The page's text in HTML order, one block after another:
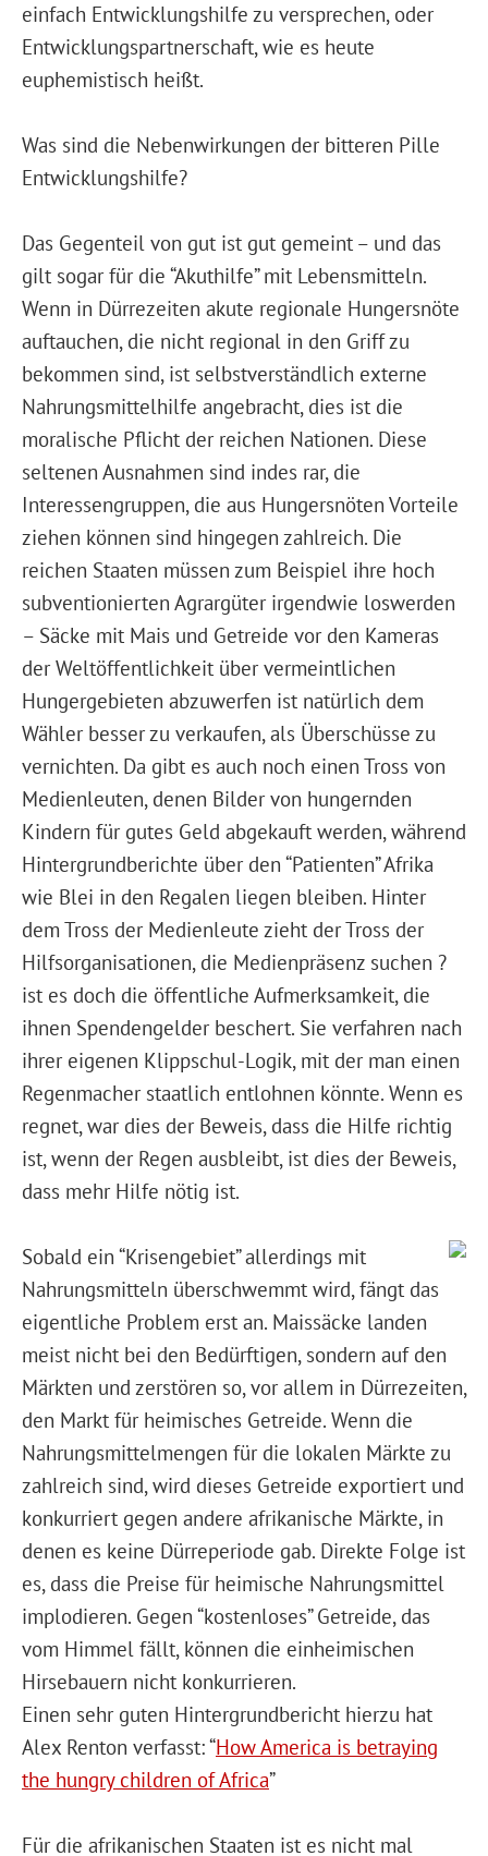
einfach Entwicklungshilfe zu versprechen, oder
Entwicklungspartnerschaft, wie es heute
euphemistisch heißt.
Was sind die Nebenwirkungen der bitteren Pille
Entwicklungshilfe?
Das Gegenteil von gut ist gut gemeint – und das
gilt sogar für die “Akuthilfe” mit Lebensmitteln.
Wenn in Dürrezeiten akute regionale Hungersnöte
auftauchen, die nicht regional in den Griff zu
bekommen sind, ist selbstverständlich externe
Nahrungsmittelhilfe angebracht, dies ist die
moralische Pflicht der reichen Nationen. Diese
seltenen Ausnahmen sind indes rar, die
Interessengruppen, die aus Hungersnöten Vorteile
ziehen können sind hingegen zahlreich. Die
reichen Staaten müssen zum Beispiel ihre hoch
subventionierten Agrargüter irgendwie loswerden
– Säcke mit Mais und Getreide vor den Kameras
der Weltöffentlichkeit über vermeintlichen
Hungergebieten abzuwerfen ist natürlich dem
Wähler besser zu verkaufen, als Überschüsse zu
vernichten. Da gibt es auch noch einen Tross von
Medienleuten, denen Bilder von hungernden
Kindern für gutes Geld abgekauft werden, während
Hintergrundberichte über den “Patienten” Afrika
wie Blei in den Regalen liegen bleiben. Hinter
dem Tross der Medienleute zieht der Tross der
Hilfsorganisationen, die Medienpräsenz suchen ?
ist es doch die öffentliche Aufmerksamkeit, die
ihnen Spendengelder beschert. Sie verfahren nach
ihrer eigenen Klippschul-Logik, mit der man einen
Regenmacher staatlich entlohnen könnte. Wenn es
regnet, war dies der Beweis, dass die Hilfe richtig
ist, wenn der Regen ausbleibt, ist dies der Beweis,
dass mehr Hilfe nötig ist.
Sobald ein “Krisengebiet” allerdings mit
Nahrungsmitteln überschwemmt wird, fängt das
eigentliche Problem erst an. Maissäcke landen
meist nicht bei den Bedürftigen, sondern auf den
Märkten und zerstören so, vor allem in Dürrezeiten,
den Markt für heimisches Getreide. Wenn die
Nahrungsmittelmengen für die lokalen Märkte zu
zahlreich sind, wird dieses Getreide exportiert und
konkurriert gegen andere afrikanische Märkte, in
denen es keine Dürreperiode gab. Direkte Folge ist
es, dass die Preise für heimische Nahrungsmittel
implodieren. Gegen “kostenloses” Getreide, das
vom Himmel fällt, können die einheimischen
Hirsebauern nicht konkurrieren.
Einen sehr guten Hintergrundbericht hierzu hat
Alex Renton verfasst: “How America is betraying
the hungry children of Africa”
Für die afrikanischen Staaten ist es nicht mal